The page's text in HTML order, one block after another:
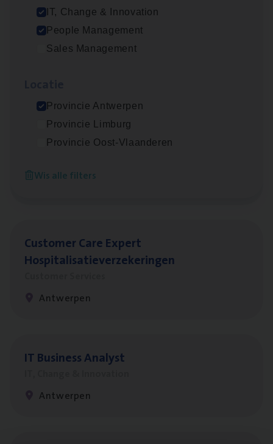
IT, Change & Innovation
People Management
Sales Management
Provincie Antwerpen
Provincie Limburg
Provincie Oost-Vlaanderen
Wis alle filters
Busi­ness Mana­ger Mari­ne Cargo
Claims­hand­ler Fleet&Bike
Antwerpen
Cus­to­mer Care Expert
Hospitalisatieverzekeringen
Antwerpen
ITBusi­ness Analyst
Antwerpen